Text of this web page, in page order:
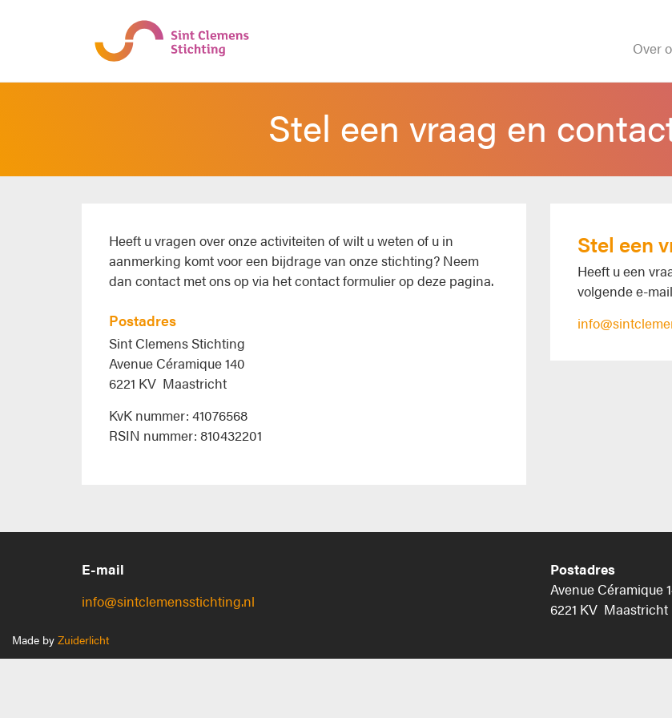
Over
Stel een vraag en
Heeft u vragen over onze activiteiten of wilt u weten of u in
aanmerking komt voor een bijdrage van onze stichting? Neem
dan contact met ons op via het contact formulier op deze pagina.
Postadres
Sint Clemens Stichting
Avenue Céramique 140
6221 KV Maastricht
KvK nummer: 41076568
RSIN nummer: 810432201
Stel een
Heeft u een
volgende e-
E-mail
info@sintclemensstichting.nl
Postadres
Avenue Céramique
6221 KV Maastricht
Made by Zuiderlicht